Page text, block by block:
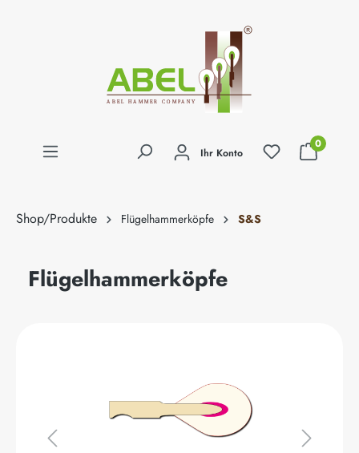
Ihr Konto
0
Shop/Produkte Flügelhammerköpfe S&S
Flügelhammerköpfe